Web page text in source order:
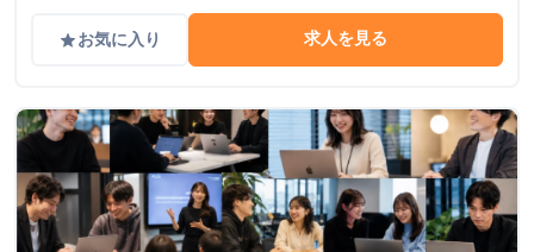
gradeお気に入り 求人を見る